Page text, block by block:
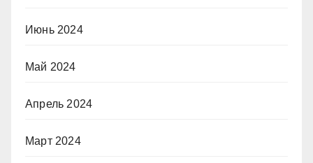
Июнь 2024
Май 2024
Апрель 2024
Март 2024